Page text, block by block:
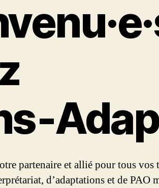
partenaire et allié pour tous vos
d’adaptations et de PAO